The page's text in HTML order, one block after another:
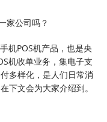
家公司吗？
机POS机产品，也是央
机收单业务，集电子支
多样化，是人们日常消
下文会为大家介绍到。